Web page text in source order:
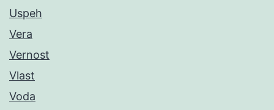
Uspeh
Vera
Vernost
Vlast
Voda